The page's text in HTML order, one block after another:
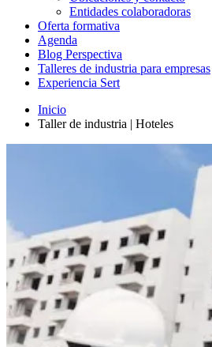
Entidades colaboradoras
Oferta formativa
Agenda
Blog Perspectiva
Talleres de industria para empresas
Experiencia Sert
Inicio
Taller de industria | Hoteles